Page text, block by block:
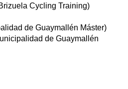
Cycling Training)
de Guaymallén Máster)
de Guaymallén